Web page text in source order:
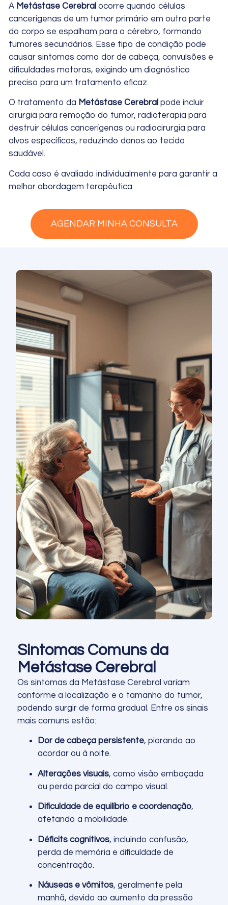
A Metástase Cerebral ocorre quando células
cancerígenas de um tumor primário em outra parte
do corpo se espalham para o cérebro, formando
tumores secundários. Esse tipo de condição pode
causar sintomas como dor de cabeça, convulsões e
dificuldades motoras, exigindo um diagnóstico
preciso para um tratamento eficaz.
O tratamento da Metástase Cerebral pode incluir
cirurgia para remoção do tumor, radioterapia para
destruir células cancerígenas ou radiocirurgia para
alvos específicos, reduzindo danos ao tecido
saudável.
Cada caso é avaliado individualmente para garantir a
melhor abordagem terapêutica.
AGENDAR MINHA CONSULTA
Sintomas Comuns da
Metástase Cerebral
Os sintomas da Metástase Cerebral variam
conforme a localização e o tamanho do tumor,
podendo surgir de forma gradual. Entre os sinais
mais comuns estão:
Dor de cabeça persistente, piorando ao
acordar ou à noite.
Alterações visuais, como visão embaçada
ou perda parcial do campo visual.
Dificuldade de equilíbrio e coordenação,
afetando a mobilidade.
Déficits cognitivos, incluindo confusão,
perda de memória e dificuldade de
concentração.
Náuseas e vômitos, geralmente pela
manhã, devido ao aumento da pressão